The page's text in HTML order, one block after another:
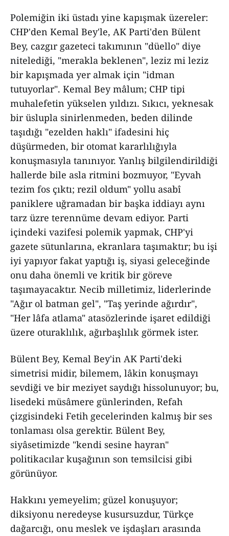
Polemiğin iki üstadı yine kapışmak üzereler:
CHP'den Kemal Bey'le, AK Parti'den Bülent
Bey, cazgır gazeteci takımının "düello" diye
nitelediği, "merakla beklenen", leziz mi leziz
bir kapışmada yer almak için "idman
tutuyorlar". Kemal Bey mâlum; CHP tipi
muhalefetin yükselen yıldızı. Sıkıcı, yeknesak
bir üslupla sinirlenmeden, beden dilinde
taşıdığı "ezelden haklı" ifadesini hiç
düşürmeden, bir otomat kararlılığıyla
konuşmasıyla tanınıyor. Yanlış bilgilendirildiği
hallerde bile asla ritmini bozmuyor, "Eyvah
tezim fos çıktı; rezil oldum" yollu asabî
paniklere uğramadan bir başka iddiayı aynı
tarz üzre terennüme devam ediyor. Parti
içindeki vazifesi polemik yapmak, CHP'yi
gazete sütunlarına, ekranlara taşımaktır; bu işi
iyi yapıyor fakat yaptığı iş, siyasi geleceğinde
onu daha önemli ve kritik bir göreve
taşımayacaktır. Necib milletimiz, liderlerinde
"Ağır ol batman gel", "Taş yerinde ağırdır",
"Her lâfa atlama" atasözlerinde işaret edildiği
üzere oturaklılık, ağırbaşlılık görmek ister.
Bülent Bey, Kemal Bey'in AK Parti'deki
simetrisi midir, bilemem, lâkin konuşmayı
sevdiği ve bir meziyet saydığı hissolunuyor; bu,
lisedeki müsâmere günlerinden, Refah
çizgisindeki Fetih gecelerinden kalmış bir ses
tonlaması olsa gerektir. Bülent Bey,
siyâsetimizde "kendi sesine hayran"
politikacılar kuşağının son temsilcisi gibi
görünüyor.
Hakkını yemeyelim; güzel konuşuyor;
diksiyonu neredeyse kusursuzdur, Türkçe
dağarcığı, onu meslek ve işdaşları arasında